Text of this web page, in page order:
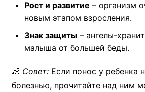
Рост и развитие – организм
новым этапом взросления.
Знак защиты– ангелы-
малыша от большей беды.
👶 Совет:Если понос у ребенка
болезнью, прочитайте над ним